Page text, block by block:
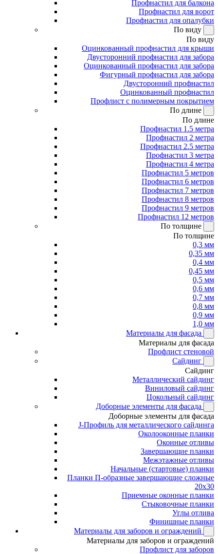
Профнастил для балкона
Профнастил для ворот
Профнастил для опалубки
По виду
По виду
Оцинкованный профнастил для крыши
Двусторонний профнастил для забора
Оцинкованный профнастил для забора
Фигурный профнастил для забора
Двусторонний профнастил
Оцинкованный профнастил
Профлист с полимерным покрытием
По длине
По длине
Профнастил 1.5 метра
Профнастил 2 метра
Профнастил 2.5 метра
Профнастил 3 метра
Профнастил 4 метра
Профнастил 5 метров
Профнастил 6 метров
Профнастил 7 метров
Профнастил 8 метров
Профнастил 9 метров
Профнастил 12 метров
По толщине
По толщине
0,3 мм
0,35 мм
0,4 мм
0,45 мм
0,5 мм
0,6 мм
0,7 мм
0,8 мм
0,9 мм
1,0 мм
Материалы для фасада
Материалы для фасада
Профлист стеновой
Сайдинг
Сайдинг
Металлический сайдинг
Виниловый сайдинг
Цокольный сайдинг
Доборные элементы для фасада
Доборные элементы для фасада
J-Профиль для металлического сайдинга
Околооконные планки
Оконные отливы
Завершающие планки
Межэтажные отливы
Начальные (стартовые) планки
Планки П-образные завершающие сложные
20x30
Приемные оконные планки
Стыковочные планки
Углы отлива
Финишные планки
Материалы для заборов и ограждений
Материалы для заборов и ограждений
Профлист для заборов